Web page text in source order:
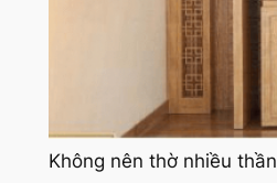
Không nên thờ nhiều thần